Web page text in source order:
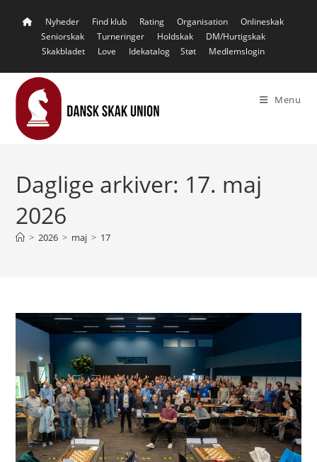
Nyheder Find klub Rating Organisation
Onlineskak
Seniorskak
Turneringer Holdskak
DM/Hurtigskak
Skakbladet
Love Idekatalog Støt Medlemslogin
Menu
Daglige arkiver: 17. maj
2026
> 2026 > maj > 17